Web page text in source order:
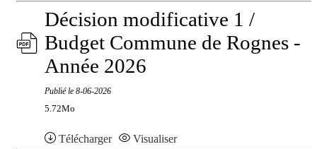
Décision modificative 1 /
Budget Commune de Rognes -
Année 2026
Publié le 8-06-2026
5.72Mo
Télécharger Visualiser